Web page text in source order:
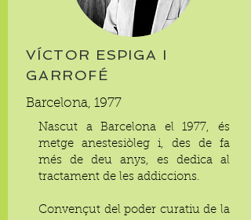
VÍCTOR ESPIGA I
GARROFÉ
Barcelona, 1977
Nascut a Barcelona el 1977, és
metge anestesiòleg i, des de fa
més de deu anys, es dedica al
tractament de les addiccions.
Convençut del poder curatiu de la